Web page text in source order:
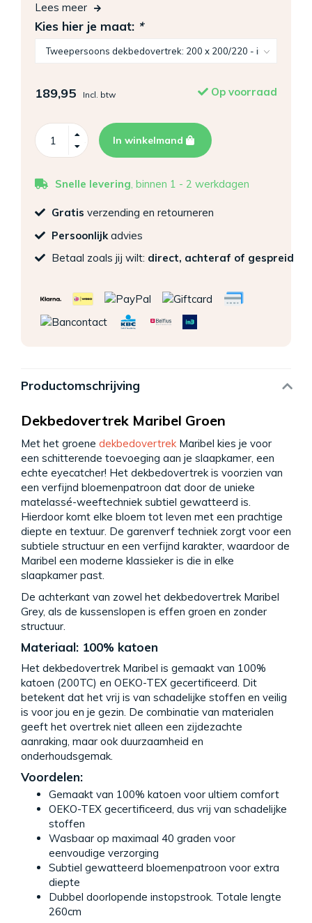
Lees meer
Kies hier je maat: *
189,95 Incl. btw Op voorraad
In winkelmand
Snelle levering, binnen 1 - 2 werkdagen
Gratis verzending en retourneren
Persoonlijk advies
Betaal zoals jij wilt: direct, achteraf of gespreid
Productomschrijving
Dekbedovertrek Maribel Groen
Met het groene dekbedovertrek Maribel kies je voor
een schitterende toevoeging aan je slaapkamer, een
echte eyecatcher! Het dekbedovertrek is voorzien van
een verfijnd bloemenpatroon dat door de unieke
matelassé-weeftechniek subtiel gewatteerd is.
Hierdoor komt elke bloem tot leven met een prachtige
diepte en textuur. De garenverf techniek zorgt voor een
subtiele structuur en een verfijnd karakter, waardoor de
Maribel een moderne klassieker is die in elke
slaapkamer past.
De achterkant van zowel het dekbedovertrek Maribel
Grey, als de kussenslopen is effen groen en zonder
structuur.
Materiaal: 100% katoen
Het dekbedovertrek Maribel is gemaakt van 100%
katoen (200TC) en OEKO-TEX gecertificeerd. Dit
betekent dat het vrij is van schadelijke stoffen en veilig
is voor jou en je gezin. De combinatie van materialen
geeft het overtrek niet alleen een zijdezachte
aanraking, maar ook duurzaamheid en
onderhoudsgemak.
Voordelen:
Gemaakt van 100% katoen voor ultiem comfort
OEKO-TEX gecertificeerd, dus vrij van schadelijke
stoffen
Wasbaar op maximaal 40 graden voor
eenvoudige verzorging
Subtiel gewatteerd bloemenpatroon voor extra
diepte
Dubbel doorlopende instopstrook. Totale lengte
260cm